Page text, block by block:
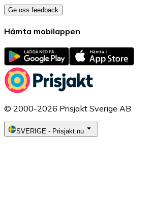
Ge oss feedback
Hämta mobilappen
© 2000-2026 Prisjakt Sverige AB
SVERIGE - Prisjakt.nu